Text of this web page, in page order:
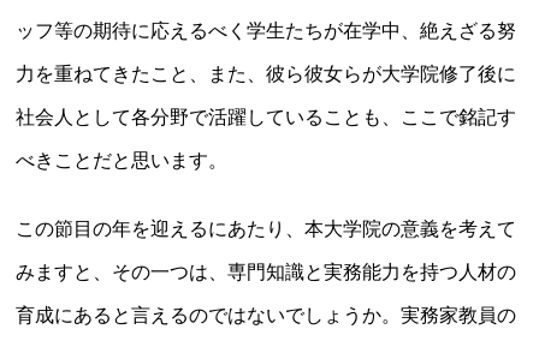
ッフ等の期待に応えるべく学生たちが在学中、絶えざる努
力を重ねてきたこと、また、彼ら彼女らが大学院修了後に
社会人として各分野で活躍していることも、ここで銘記す
べきことだと思います。
この節目の年を迎えるにあたり、本大学院の意義を考えて
みますと、その一つは、専門知識と実務能力を持つ人材の
育成にあると言えるのではないでしょうか。実務家教員の